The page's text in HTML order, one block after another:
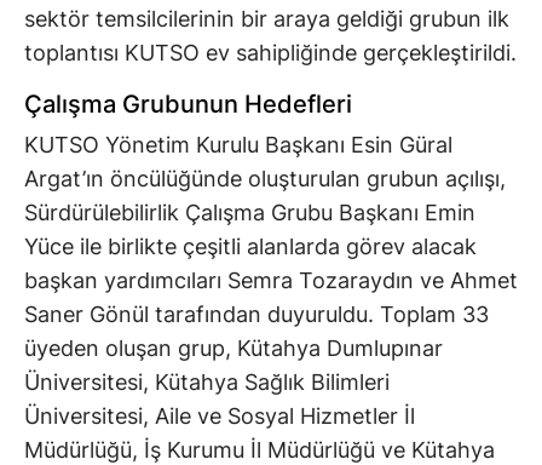
sektör temsilcilerinin bir araya geldiği grubun ilk
toplantısı KUTSO ev sahipliğinde gerçekleştirildi.
Çalışma Grubunun Hedefleri
KUTSO Yönetim Kurulu Başkanı Esin Güral
Argat’ın öncülüğünde oluşturulan grubun açılışı,
Sürdürülebilirlik Çalışma Grubu Başkanı Emin
Yüce ile birlikte çeşitli alanlarda görev alacak
başkan yardımcıları Semra Tozaraydın ve Ahmet
Saner Gönül tarafından duyuruldu. Toplam 33
üyeden oluşan grup, Kütahya Dumlupınar
Üniversitesi, Kütahya Sağlık Bilimleri
Üniversitesi, Aile ve Sosyal Hizmetler İl
Müdürlüğü, İş Kurumu İl Müdürlüğü ve Kütahya